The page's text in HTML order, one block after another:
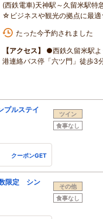
(西鉄電車)天神駅～久留米駅特
☆ビジネスや観光の拠点に最
たった今予約されました
【アクセス】
●西鉄久留米駅
港連絡バス停「六ツ門」徒歩3
プルステイ
クーポンGET
ツイン
食事なし
限定 シン
その他
食事なし